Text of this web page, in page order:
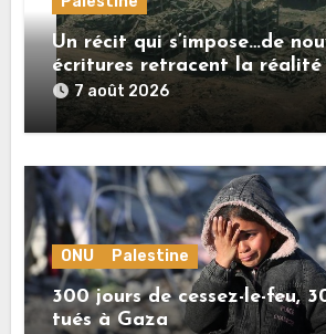
Un récit qui s’impose…de
écritures retracent la réalité
sionistes à Gaza
7 août 2026
ONU Palestine
300 jours de cessez-le-feu,
tués à Gaza